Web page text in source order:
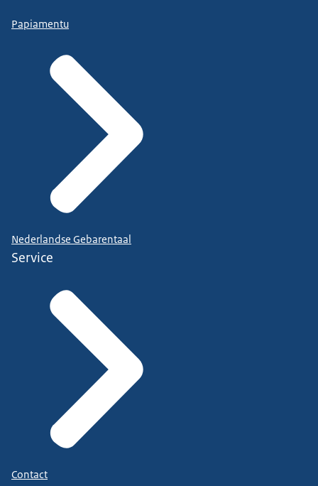
Papiamentu
Nederlandse Gebarentaal
Service
Contact